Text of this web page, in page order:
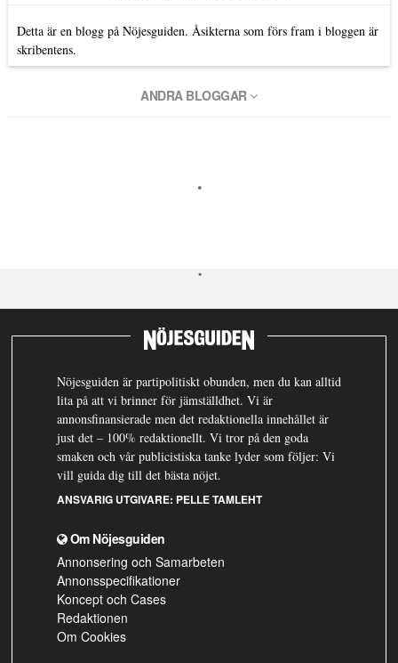
Detta är en blogg på Nöjesguiden. Åsikterna som förs fram i bloggen är
skribentens.
ANDRA BLOGGAR
Nöjesguiden är partipolitiskt obunden, men du kan alltid
lita på att vi brinner för jämställdhet. Vi är
annonsfinansierade men det redaktionella innehållet är
just det – 100% redaktionellt. Vi tror på den goda
smaken och vår publicistiska tanke lyder som följer: Vi
vill guida dig till det bästa nöjet.
ANSVARIG UTGIVARE: PELLE TAMLEHT
Om Nöjesguiden
Annonsering och Samarbeten
Annonsspecifikationer
Koncept och Cases
Redaktionen
Om Cookies